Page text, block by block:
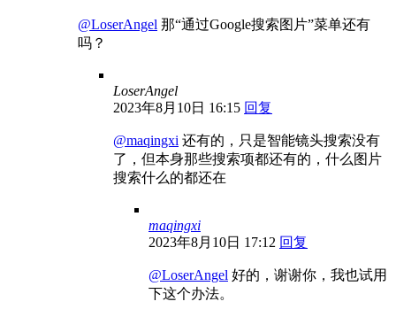
@LoserAngel 那“通过Google搜索图片”菜单还有
吗？
LoserAngel
2023年8月10日 16:15 回复
@maqingxi 还有的，只是智能镜头搜索没有
了，但本身那些搜索项都还有的，什么图片
搜索什么的都还在
maqingxi
2023年8月10日 17:12 回复
@LoserAngel 好的，谢谢你，我也试用
下这个办法。